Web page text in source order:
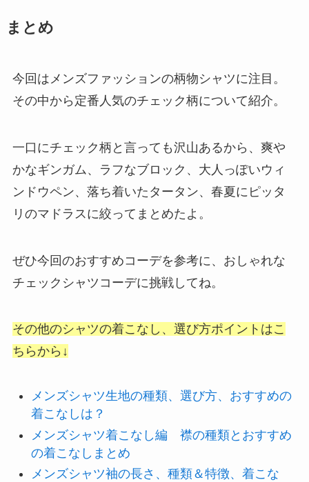
まとめ
今回はメンズファッションの柄物シャツに注目。
その中から定番人気のチェック柄について紹介。
一口にチェック柄と言っても沢山あるから、爽や
かなギンガム、ラフなブロック、大人っぽいウィ
ンドウペン、落ち着いたタータン、春夏にピッタ
リのマドラスに絞ってまとめたよ。
ぜひ今回のおすすめコーデを参考に、おしゃれな
チェックシャツコーデに挑戦してね。
その他のシャツの着こなし、選び方ポイントはこ
ちらから↓
メンズシャツ生地の種類、選び方、おすすめの
着こなしは？
メンズシャツ着こなし編 襟の種類とおすすめ
の着こなしまとめ
メンズシャツ袖の長さ、種類＆特徴、着こな